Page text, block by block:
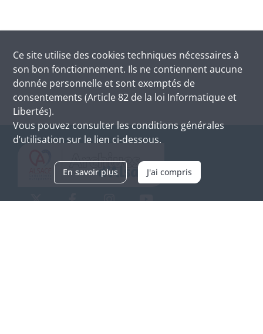
Ce site utilise des cookies techniques nécessaires à
son bon fonctionnement. Ils ne contiennent aucune
donnée personnelle et sont exemptés de
consentements (Article 82 de la loi Informatique et
Libertés).
Vous pouvez consulter les conditions générales
d’utilisation sur le lien ci-dessous.
En savoir plus J'ai compris